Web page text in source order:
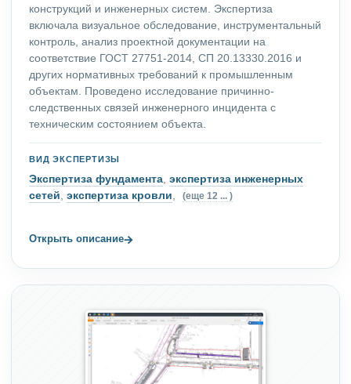
конструкций и инженерных систем. Экспертиза
включала визуальное обследование, инструментальный
контроль, анализ проектной документации на
соответствие ГОСТ 27751-2014, СП 20.13330.2016 и
других нормативных требований к промышленным
объектам. Проведено исследование причинно-
следственных связей инженерного инцидента с
техническим состоянием объекта.
ВИД ЭКСПЕРТИЗЫ
Экспертиза фундамента, экспертиза инженерных
сетей, экспертиза кровли, (еще 12 ... )
Открыть описание→